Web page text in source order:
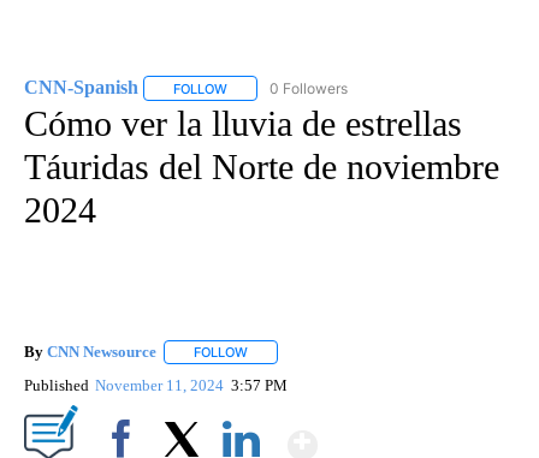
CNN-Spanish FOLLOW FOLLOW "CNN-SPANISH" TO RECEIVE
0 Followers
Cómo ver la lluvia de estrellas
Táuridas del Norte de noviembre
2024
By CNN Newsource FOLLOW
Published November 11, 2024 3:57 PM